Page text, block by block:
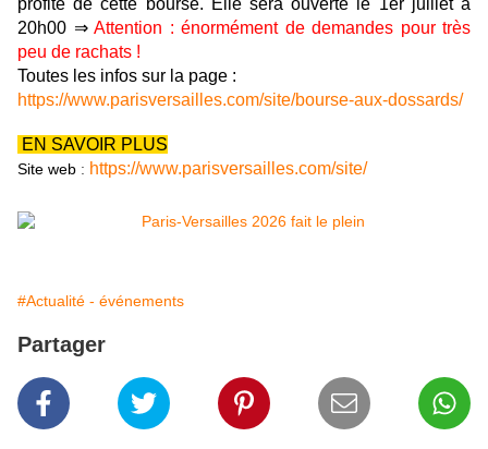
profité de cette bourse. Elle sera ouverte le 1er juillet à
20h00 ⇒ Attention : énormément de demandes pour très
peu de rachats !
Toutes les infos sur la page :
https://www.parisversailles.com/site/bourse-aux-dossards/
EN SAVOIR PLUS
Site web : https://www.parisversailles.com/site/
#Actualité - événements
Partager